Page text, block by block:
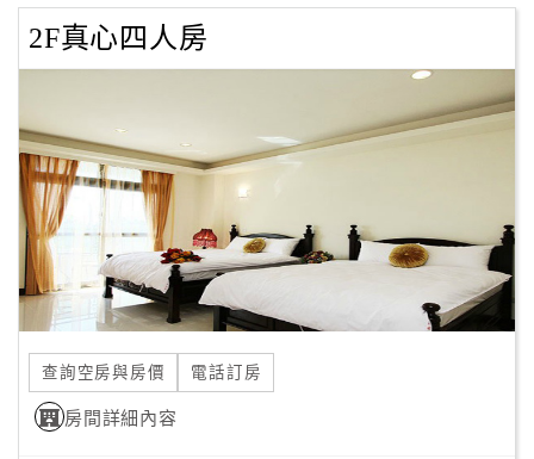
商
合
作
旅
伴
計
劃
品
宣
傳
2F真心四人房
查詢空房與房價 電話訂房
房間詳細內容